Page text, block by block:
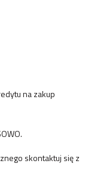
na zakup
skontaktuj się z